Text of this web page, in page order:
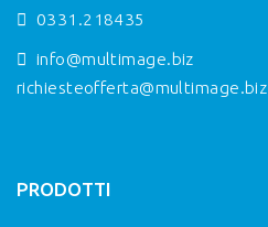
0331.218435
info@multimage.biz
richiesteofferta@multimage.biz
PRODOTTI